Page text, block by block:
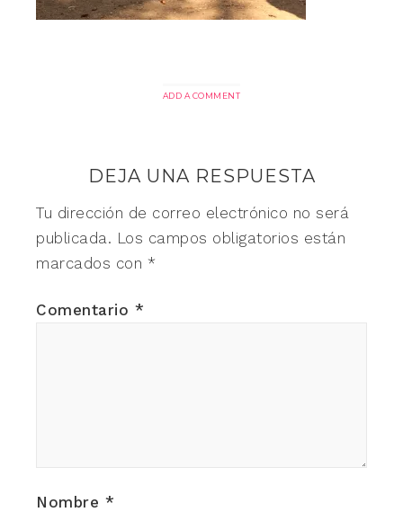
ADD A COMMENT
DEJA UNA RESPUESTA
Tu dirección de correo electrónico no será
publicada. Los campos obligatorios están
marcados con *
Comentario *
Nombre *